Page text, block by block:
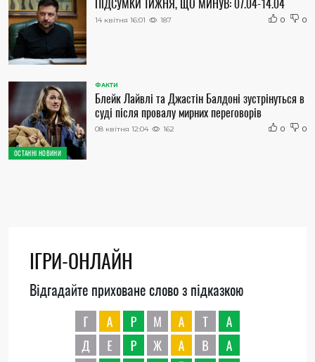
ПІДСУМКИ ТИЖНЯ, ЩО МИНУВ: 07.04-14.04
14 квітня 16:01 187 0 0
ОСТАННІ НОВИНИ
ФАКТИ
Блейк Лайвлі та Джастін Балдоні зустрінуться в
суді після провалу мирних переговорів
08 квітня 12:04 162 0 0
ІГРИ-ОНЛАЙН
Відгадайте приховане слово з підказкою